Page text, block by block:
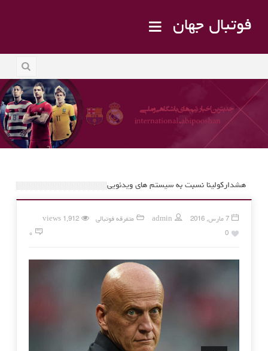
فوتبال جهان
هشدارکولینا نسبت به سیستم های ویدئویی
7 مارس, 2016 admin متفرقه فوتبالی
1,912 views
0
۰